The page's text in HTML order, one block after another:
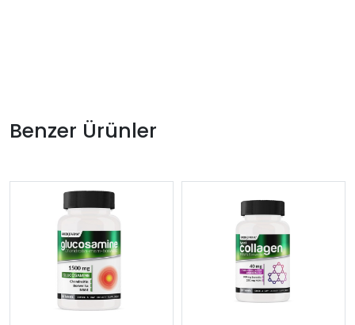
Benzer Ürünler